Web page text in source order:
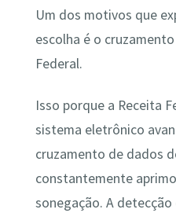
Um dos motivos que
escolha é o
Federal.
Isso porque a Receita
sistema eletrônico
cruzamento de dados
constantemente
sonegação. A